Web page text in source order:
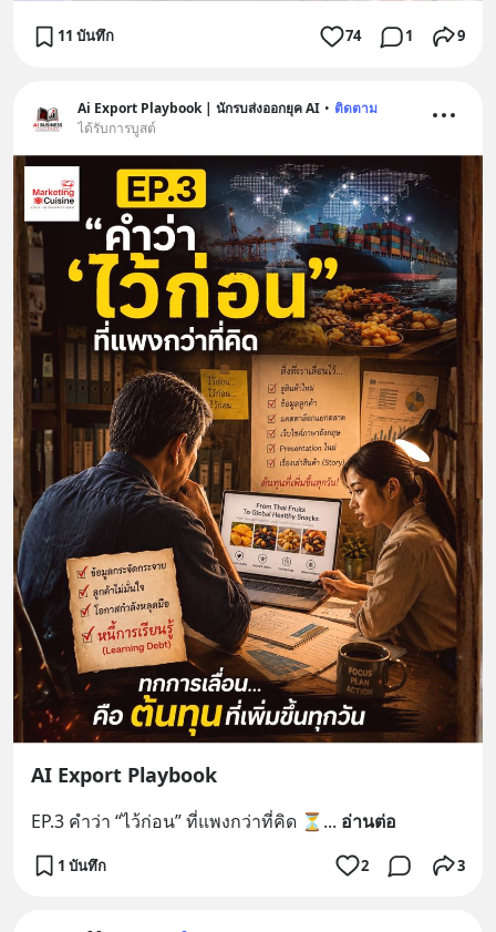
11 บันทึก 74 1 9
Ai Export Playbook | นักรบส่งออกยุค AI • ติดตาม
ได้รับการบูสต์
AI Export Playbook
EP.3 คำว่า “ไว้ก่อน” ที่แพงกว่าที่คิด ⏳ ... อ่านต่อ
1 บันทึก 2 3